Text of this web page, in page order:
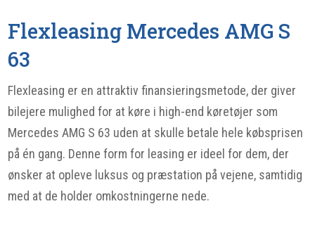
Flexleasing Mercedes AMG S
63
Flexleasing er en attraktiv finansieringsmetode, der giver
bilejere mulighed for at køre i high-end køretøjer som
Mercedes AMG S 63 uden at skulle betale hele købsprisen
på én gang. Denne form for leasing er ideel for dem, der
ønsker at opleve luksus og præstation på vejene, samtidig
med at de holder omkostningerne nede.